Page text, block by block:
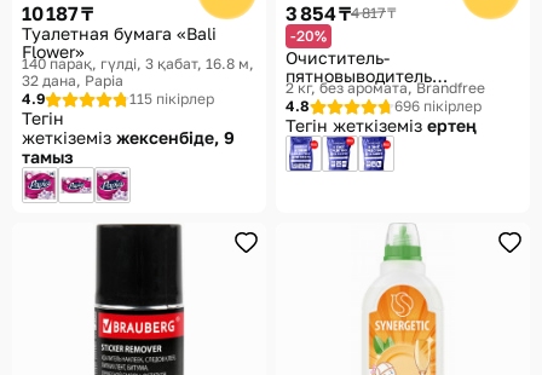
10 187 ₸
Туалетная бумага «Bali
Flower»
140 парақ, гүлді, 3 қабат, 16.8 м,
32 дана Papia
4.9
115 пікірлер
Тегін
жеткіземіз жексенбіде, 9
тамыз
3 854 ₸4 817 ₸
-20%
Очиститель-
пятновыводитель
кислородный
универсальный «Я твоё
средство для всего»
2 кг, без аромата Brandfree
4.8
696 пікірлер
Тегін жеткіземіз ертең